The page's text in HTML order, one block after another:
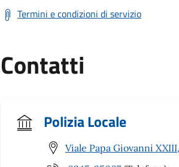
Termini e condizioni di servizio
Contatti
Polizia Locale
Viale Papa Giovanni